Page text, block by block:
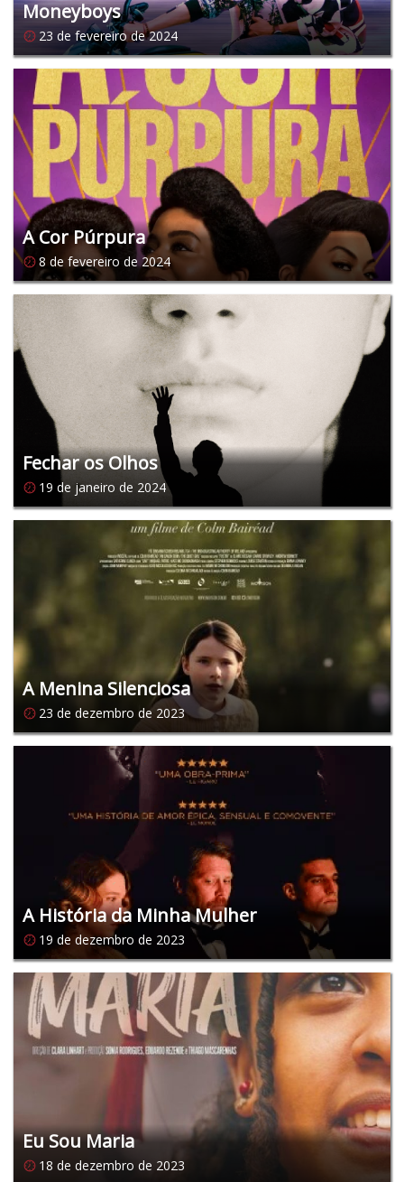
Moneyboys
23 de fevereiro de 2024
A Cor Púrpura
8 de fevereiro de 2024
Fechar os Olhos
19 de janeiro de 2024
A Menina Silenciosa
23 de dezembro de 2023
A História da Minha Mulher
19 de dezembro de 2023
Eu Sou Maria
18 de dezembro de 2023